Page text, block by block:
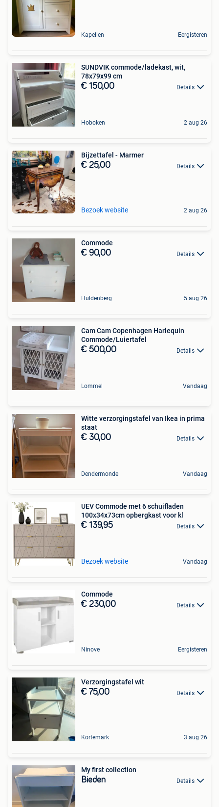
Kapellen Eergisteren
SUNDVIK commode/ladekast, wit,
78x79x99 cm
€ 150,00 Details
Hoboken 2 aug 26
Bijzettafel - Marmer
€ 25,00 Details
Bezoek website 2 aug 26
Commode
€ 90,00 Details
Huldenberg 5 aug 26
Cam Cam Copenhagen Harlequin
Commode/Luiertafel
€ 500,00 Details
Lommel Vandaag
Witte verzorgingstafel van Ikea in prima
staat
€ 30,00 Details
Dendermonde Vandaag
UEV Commode met 6 schuifladen
100x34x73cm opbergkast voor kl
€ 139,95 Details
Bezoek website Vandaag
Commode
€ 230,00 Details
Ninove Eergisteren
Verzorgingstafel wit
€ 75,00 Details
Kortemark 3 aug 26
My first collection
Bieden Details